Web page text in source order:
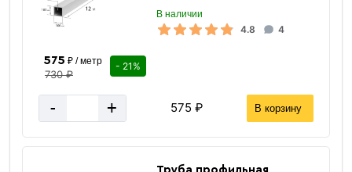
В наличии
4.8 4
575 ₽ / метр
730 ₽
- 21%
- + 575 ₽ В корзину